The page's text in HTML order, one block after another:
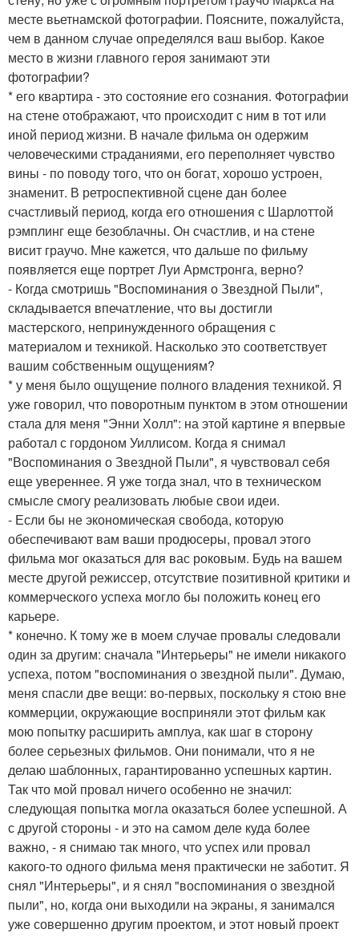
месте вьетнамской фотографии. Поясните, пожалуйста,
чем в данном случае определялся ваш выбор. Какое
место в жизни главного героя занимают эти
фотографии?
* его квартира - это состояние его сознания. Фотографии
на стене отображают, что происходит с ним в тот или
иной период жизни. В начале фильма он одержим
человеческими страданиями, его переполняет чувство
вины - по поводу того, что он богат, хорошо устроен,
знаменит. В ретроспективной сцене дан более
счастливый период, когда его отношения с Шарлоттой
рэмплинг еще безоблачны. Он счастлив, и на стене
висит граучо. Мне кажется, что дальше по фильму
появляется еще портрет Луи Армстронга, верно?
- Когда смотришь "Воспоминания о Звездной Пыли",
складывается впечатление, что вы достигли
мастерского, непринужденного обращения с
материалом и техникой. Насколько это соответствует
вашим собственным ощущениям?
* у меня было ощущение полного владения техникой. Я
уже говорил, что поворотным пунктом в этом отношении
стала для меня "Энни Холл": на этой картине я впервые
работал с гордоном Уиллисом. Когда я снимал
"Воспоминания о Звездной Пыли", я чувствовал себя
еще увереннее. Я уже тогда знал, что в техническом
смысле смогу реализовать любые свои идеи.
- Если бы не экономическая свобода, которую
обеспечивают вам ваши продюсеры, провал этого
фильма мог оказаться для вас роковым. Будь на вашем
месте другой режиссер, отсутствие позитивной критики и
коммерческого успеха могло бы положить конец его
карьере.
* конечно. К тому же в моем случае провалы следовали
один за другим: сначала "Интерьеры" не имели никакого
успеха, потом "воспоминания о звездной пыли". Думаю,
меня спасли две вещи: во-первых, поскольку я стою вне
коммерции, окружающие восприняли этот фильм как
мою попытку расширить амплуа, как шаг в сторону
более серьезных фильмов. Они понимали, что я не
делаю шаблонных, гарантированно успешных картин.
Так что мой провал ничего особенно не значил:
следующая попытка могла оказаться более успешной. А
с другой стороны - и это на самом деле куда более
важно, - я снимаю так много, что успех или провал
какого-то одного фильма меня практически не заботит. Я
снял "Интерьеры", и я снял "воспоминания о звездной
пыли", но, когда они выходили на экраны, я занимался
уже совершенно другим проектом, и этот новый проект